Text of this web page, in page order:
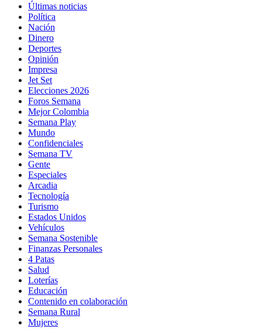
Últimas noticias
Política
Nación
Dinero
Deportes
Opinión
Impresa
Jet Set
Elecciones 2026
Foros Semana
Mejor Colombia
Semana Play
Mundo
Confidenciales
Semana TV
Gente
Especiales
Arcadia
Tecnología
Turismo
Estados Unidos
Vehículos
Semana Sostenible
Finanzas Personales
4 Patas
Salud
Loterías
Educación
Contenido en colaboración
Semana Rural
Mujeres